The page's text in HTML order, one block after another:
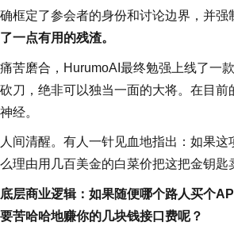
框定了参会者的身份和讨论边界，并强
一点有用的残渣。
苦磨合，HurumoAI最终勉强上线了一
刀，绝非可以独当一面的大将。在目
经。
间清醒。有人一针见血地指出：如果
理由用几百美金的白菜价把这把金钥匙
层商业逻辑：如果随便哪个路人买个
苦哈哈地赚你的几块钱接口费呢？